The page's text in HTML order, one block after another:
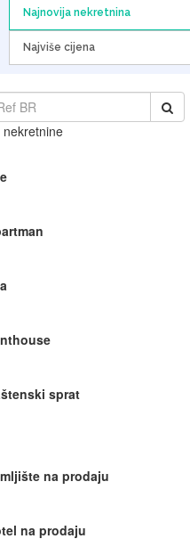
Najnovija nekretnina
Najviše cijena
nekretnine
sprat
na prodaju
na prodaju